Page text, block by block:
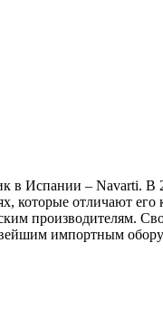
Испании – Navarti. В
отличают его
производителям.
импортным